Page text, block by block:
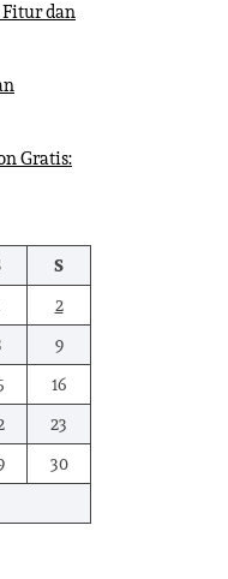
dan
Gratis:
S
2
9
16
23
30